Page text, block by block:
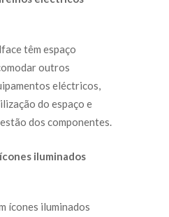
têm espaço
outros
eléctricos,
do espaço e
dos componentes.
iluminados
ícones iluminados